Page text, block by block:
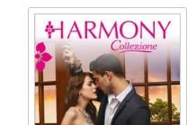
Calendario